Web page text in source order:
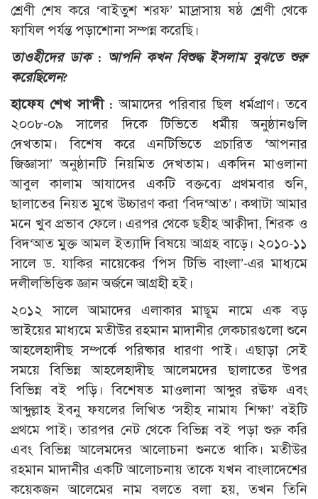
শ্রেণী শেষ করে ‘বাইতুশ শরফ’ মাদ্রাসায় ষষ্ঠ শ্রেণী থেকে
ফাযিল পর্যন্ত পড়াশোনা সম্পন্ন করেছি।
তাওহীদের ডাক : আপনি কখন বিশুদ্ধ ইসলাম বুঝতে শুরু
করেছিলেন?
হাফেয শেখ সা‘দী :আমাদের পরিবার ছিল ধর্মপ্রাণ। তবে
২০০৮-০৯ সালের দিকে টিভিতে ধর্মীয় অনুষ্ঠানগুলি
দেখতাম। বিশেষ করে এনটিভিতে প্রচারিত ‘আপনার
জিজ্ঞাসা’ অনুষ্ঠানটি নিয়মিত দেখতাম। একদিন মাওলানা
আবুল কালাম আযাদের একটি বক্তব্যে প্রথমবার শুনি,
ছালাতের নিয়ত মুখে উচ্চারণ করা ‘বিদ‘আত’। কথাটা আমার
মনে খুব প্রভাব ফেলে। এরপর থেকে ছহীহ আক্বীদা, শিরক ও
বিদ‘আত মুক্ত আমল ইত্যাদি বিষয়ে আগ্রহ বাড়ে। ২০১০-১১
সালে ড. যাকির নায়েকের ‘পিস টিভি বাংলা’-এর মাধ্যমে
দলীলভিত্তিক জ্ঞান অর্জনে আগ্রহী হই।
২০১২ সালে আমাদের এলাকার মাছূম নামে এক বড়
ভাইয়ের মাধ্যমে মতীউর রহমান মাদানীর লেকচারগুলো শুনে
আহলেহাদীছ সম্পর্কে পরিষ্কার ধারণা পাই। এছাড়া সেই
সময়ে বিভিন্ন আহলেহাদীছ আলেমদের ছালাতের উপর
বিভিন্ন বই পড়ি। বিশেষত মাওলানা আব্দুর রঊফ এবং
আব্দুল্লাহ ইবনু ফযলের লিখিত ‘সহীহ নামায শিক্ষা’ বইটি
প্রথমে পাই। তারপর নেট থেকে বিভিন্ন বই পড়া শুরু করি
এবং বিভিন্ন আলেমদের আলোচনা শুনতে থাকি। মতীউর
রহমান মাদানীর একটি আলোচনায় তাকে যখন বাংলাদেশের
কয়েকজন আলেমের নাম বলতে বলা হয়, তখন তিনি